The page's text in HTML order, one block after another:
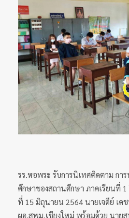
รร.หอพระ รับการนิเทศติดตาม ก
ศึกษาของสถานศึกษา ภาคเรียนที่
ที่ 15 มิถุนายน 2564 นายเจดีย์ เด
ผอ.สพม.เชียงใหม่ พร้อมด้วย นาย